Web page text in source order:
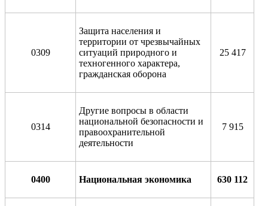
0309
Защита населения и
территории от чрезвычайных
ситуаций природного и
техногенного характера,
гражданская оборона
25 417
0314
Другие вопросы в области
национальной безопасности и
правоохранительной
деятельности
7 915
0400 Национальная экономика 630 112